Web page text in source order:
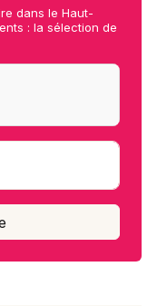
dans le Haut-
: la sélection de